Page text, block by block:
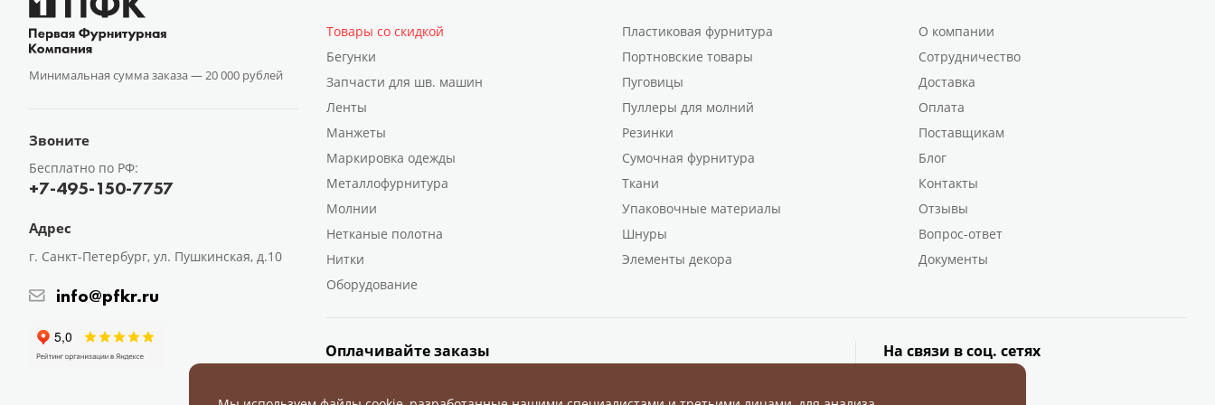
Минимальная сумма заказа —20 000 рублей
Звоните
Бесплатно по РФ:
+7-495-150-7757
Адрес
г. Санкт-Петербург, ул. Пушкинская, д.10
info@pfkr.ru
Товары со скидкой
Бегунки
Запчасти для шв. машин
Ленты
Манжеты
Маркировка одежды
Металлофурнитура
Молнии
Нетканые полотна
Нитки
Оборудование
Пластиковая фурнитура
Портновские товары
Пуговицы
Пуллеры для молний
Резинки
Сумочная фурнитура
Ткани
Упаковочные материалы
Шнуры
Элементы декора
О компании
Сотрудничество
Доставка
Оплата
Поставщикам
Блог
Контакты
Отзывы
Вопрос-ответ
Документы
Оплачивайте заказы На связи в соц. сетях